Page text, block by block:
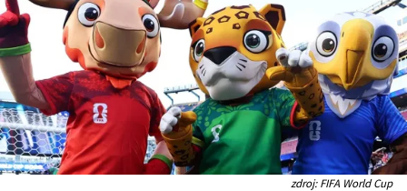
zdroj: FIFA World Cup